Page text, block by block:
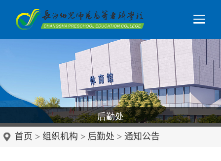
后勤处
首页 > 组织机构 > 后勤处 > 通知公告